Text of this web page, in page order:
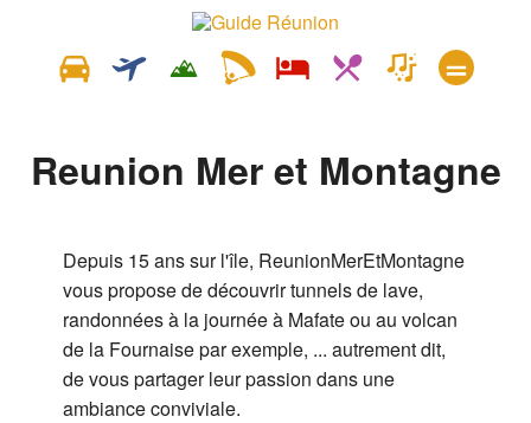
Reunion Mer et Montagne
Depuis 15 ans sur l'île, ReunionMerEtMontagne
vous propose de découvrir tunnels de lave,
randonnées à la journée à Mafate ou au volcan
de la Fournaise par exemple, ... autrement dit,
de vous partager leur passion dans une
ambiance conviviale.